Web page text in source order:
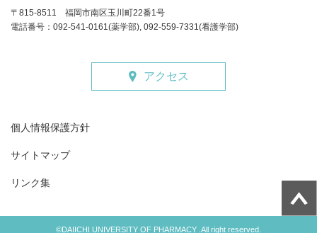
〒815-8511 福岡市南区玉川町22番1号
電話番号：092-541-0161(薬学部), 092-559-7331(看護学部)
アクセス
個人情報保護方針
サイトマップ
リンク集
©DAIICHI UNIVERSITY OF PHARMACY .All right reserved.